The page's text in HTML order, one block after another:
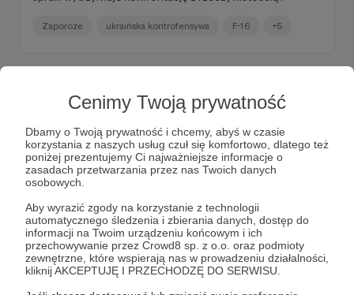
Cenimy Twoją prywatność
Dbamy o Twoją prywatność i chcemy, abyś w czasie
korzystania z naszych usług czuł się komfortowo, dlatego też
poniżej prezentujemy Ci najważniejsze informacje o
zasadach przetwarzania przez nas Twoich danych
osobowych.
Aby wyrazić zgody na korzystanie z technologii
automatycznego śledzenia i zbierania danych, dostęp do
informacji na Twoim urządzeniu końcowym i ich
przechowywanie przez Crowd8 sp. z o.o. oraz podmioty
zewnętrzne, które wspierają nas w prowadzeniu działalności,
kliknij AKCEPTUJĘ I PRZECHODZĘ DO SERWISU.
Zaporoże ukraińska kontrofensywa F-16 +5
19.09.2023 ● Brak komentarzy